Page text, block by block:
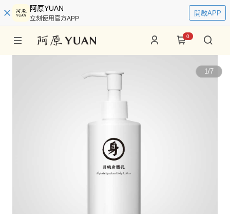
阿原YUAN
立刻使用官方APP
開啟APP
0
1/7